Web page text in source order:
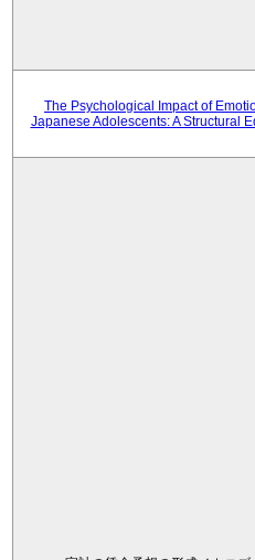
The Psychological Impact of
Japanese Adolescents: A Structural